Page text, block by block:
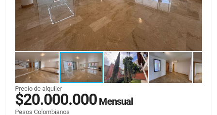
Precio de alquiler
$20.000.000 Mensual
Pesos Colombianos